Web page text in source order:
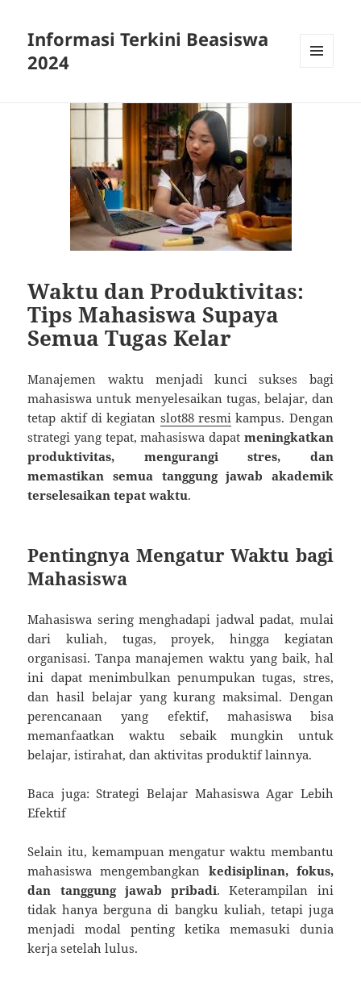
Informasi Terkini Beasiswa
2024
Waktu dan Produktivitas:
Tips Mahasiswa Supaya
Semua Tugas Kelar
Manajemen waktu menjadi kunci sukses bagi
mahasiswa untuk menyelesaikan tugas, belajar, dan
tetap aktif di kegiatan slot88 resmi kampus. Dengan
strategi yang tepat, mahasiswa dapat meningkatkan
produktivitas, mengurangi stres, dan
memastikan semua tanggung jawab akademik
terselesaikan tepat waktu.
Pentingnya Mengatur Waktu bagi
Mahasiswa
Mahasiswa sering menghadapi jadwal padat, mulai
dari kuliah, tugas, proyek, hingga kegiatan
organisasi. Tanpa manajemen waktu yang baik, hal
ini dapat menimbulkan penumpukan tugas, stres,
dan hasil belajar yang kurang maksimal. Dengan
perencanaan yang efektif, mahasiswa bisa
memanfaatkan waktu sebaik mungkin untuk
belajar, istirahat, dan aktivitas produktif lainnya.
Baca juga: Strategi Belajar Mahasiswa Agar Lebih
Efektif
Selain itu, kemampuan mengatur waktu membantu
mahasiswa mengembangkan kedisiplinan, fokus,
dan tanggung jawab pribadi. Keterampilan ini
tidak hanya berguna di bangku kuliah, tetapi juga
menjadi modal penting ketika memasuki dunia
kerja setelah lulus.